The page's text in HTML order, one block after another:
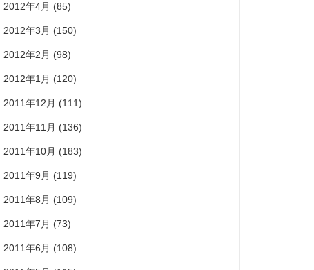
2012年4月 (85)
2012年3月 (150)
2012年2月 (98)
2012年1月 (120)
2011年12月 (111)
2011年11月 (136)
2011年10月 (183)
2011年9月 (119)
2011年8月 (109)
2011年7月 (73)
2011年6月 (108)